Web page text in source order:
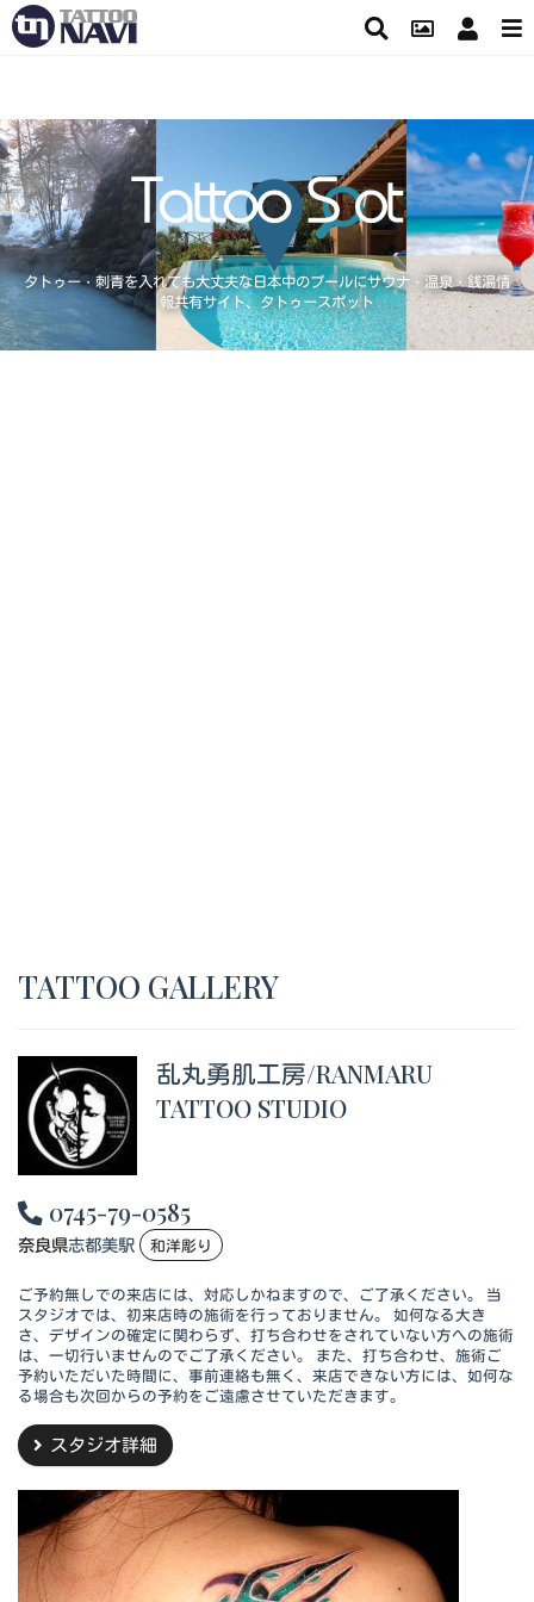
タトゥー・刺青を入れても大丈夫な日本中のプールにサウナ・温泉・銭湯情
報共有サイト、タトゥースポット
TATTOO GALLERY
乱丸勇肌工房/RANMARU
TATTOO STUDIO
0745-79-0585
奈良県志都美駅 和洋彫り
ご予約無しでの来店には、対応しかねますので、ご了承ください。 当
スタジオでは、初来店時の施術を行っておりません。 如何なる大き
さ、デザインの確定に関わらず、打ち合わせをされていない方への施術
は、一切行いませんのでご了承ください。 また、打ち合わせ、施術ご
予約いただいた時間に、事前連絡も無く、来店できない方には、如何な
る場合も次回からの予約をご遠慮させていただきます。
スタジオ詳細